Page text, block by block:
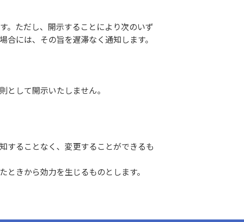
。ただし、開示することにより次のいず
には、その旨を遅滞なく通知します。
として開示いたしません。
することなく、変更することができるも
きから効力を生じるものとします。